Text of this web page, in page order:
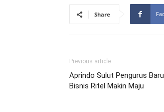
Share
Previous article
Aprindo Sulut Pengurus
Bisnis Ritel Makin Maju